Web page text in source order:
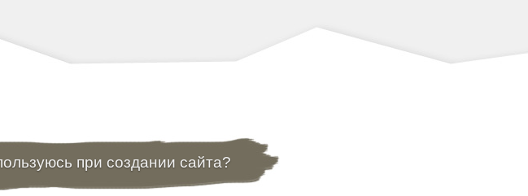
при создании сайта?